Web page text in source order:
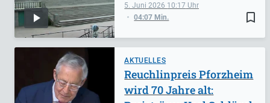
bookmark_border
5. Juni 2026 10:17
04:07 Min.
AKTUELLES
Reuchlinpreis Pforzheim
wird 70 Jahre alt: